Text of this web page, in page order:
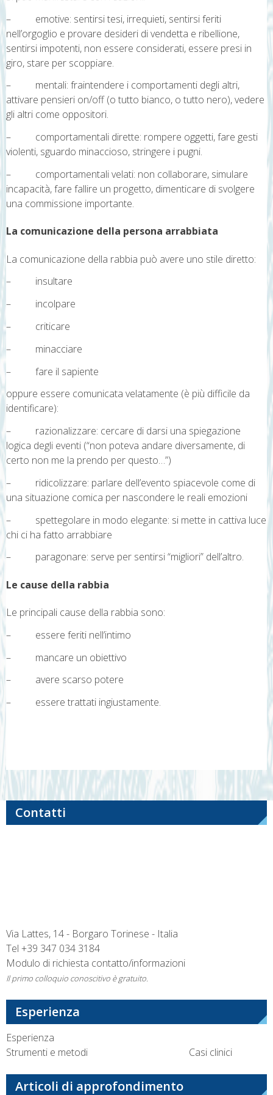
– emotive: sentirsi tesi, irrequieti, sentirsi feriti
nell’orgoglio e provare desideri di vendetta e ribellione,
sentirsi impotenti, non essere considerati, essere presi in
giro, stare per scoppiare.
– mentali: fraintendere i comportamenti degli altri,
attivare pensieri on/off (o tutto bianco, o tutto nero), vedere
gli altri come oppositori.
– comportamentali dirette: rompere oggetti, fare gesti
violenti, sguardo minaccioso, stringere i pugni.
– comportamentali velati: non collaborare, simulare
incapacità, fare fallire un progetto, dimenticare di svolgere
una commissione importante.
La comunicazione della persona arrabbiata
La comunicazione della rabbia può avere uno stile diretto:
– insultare
– incolpare
– criticare
– minacciare
– fare il sapiente
oppure essere comunicata velatamente (è più difficile da
identificare):
– razionalizzare: cercare di darsi una spiegazione
logica degli eventi (“non poteva andare diversamente, di
certo non me la prendo per questo…”)
– ridicolizzare: parlare dell’evento spiacevole come di
una situazione comica per nascondere le reali emozioni
– spettegolare in modo elegante: si mette in cattiva luce
chi ci ha fatto arrabbiare
– paragonare: serve per sentirsi “migliori” dell’altro.
Le cause della rabbia
Le principali cause della rabbia sono:
– essere feriti nell’intimo
– mancare un obiettivo
– avere scarso potere
– essere trattati ingiustamente.
articoli
Contatti
Via Lattes, 14 - Borgaro Torinese - Italia
Tel +39 347 034 3184
Modulo di richiesta contatto/informazioni
Il primo colloquio conoscitivo è gratuito.
Esperienza
Esperienza
Strumenti e metodi
Casi clinici
Articoli di approfondimento